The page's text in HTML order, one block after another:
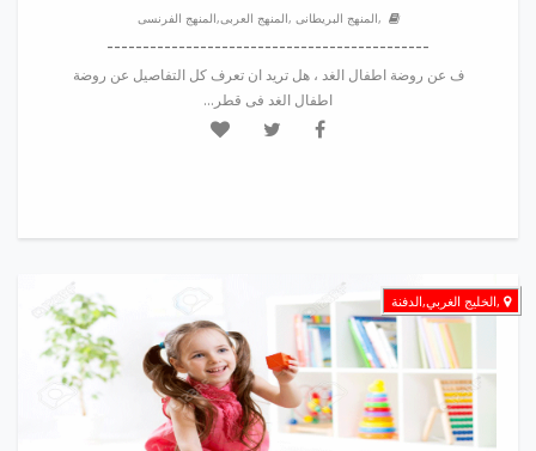
,المنهج البريطانى ,المنهج العربى,المنهج الفرنسى
---------------------------------------------
ف عن روضة اطفال الغد ، هل تريد ان تعرف كل التفاصيل عن روضة
اطفال الغد فى قطر...
,الخليج الغربي,الدفنة